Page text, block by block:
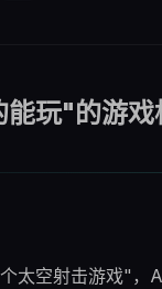
玩"的游戏
太空射击游戏"，